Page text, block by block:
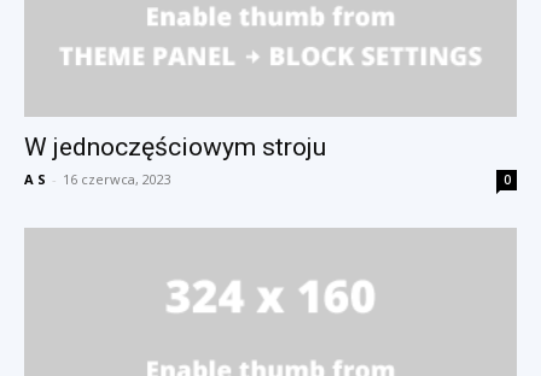
W jednoczęściowym stroju
A S - 16 czerwca, 2023 0